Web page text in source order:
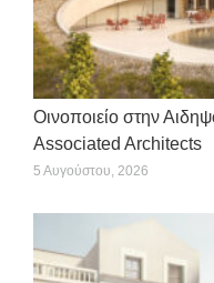
Οινοποιείο στην
Associated Architects
5 Αυγούστου, 2026